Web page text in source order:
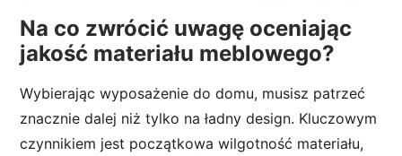
Na co zwrócić uwagę oceniając
jakość materiału meblowego?
Wybierając wyposażenie do domu, musisz patrzeć
znacznie dalej niż tylko na ładny design. Kluczowym
czynnikiem jest początkowa wilgotność materiału,